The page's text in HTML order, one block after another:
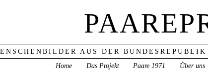
AUS DER
Home
Das Projekt Paare 1971 Über uns